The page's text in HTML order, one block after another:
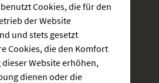
zzgl. Versandkosten
Cookies, die für den
der Website
und stets gesetzt
Cookies, die den Komfort
Website erhöhen,
dienen oder die